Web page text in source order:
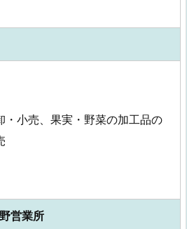
・小売、果実・野菜の加工品の
営業所